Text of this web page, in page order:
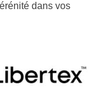
dans vos